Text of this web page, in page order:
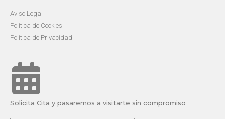
Aviso Legal
Política de Cookies
Política de Privacidad
Solicita Cita y pasaremos a visitarte sin compromiso